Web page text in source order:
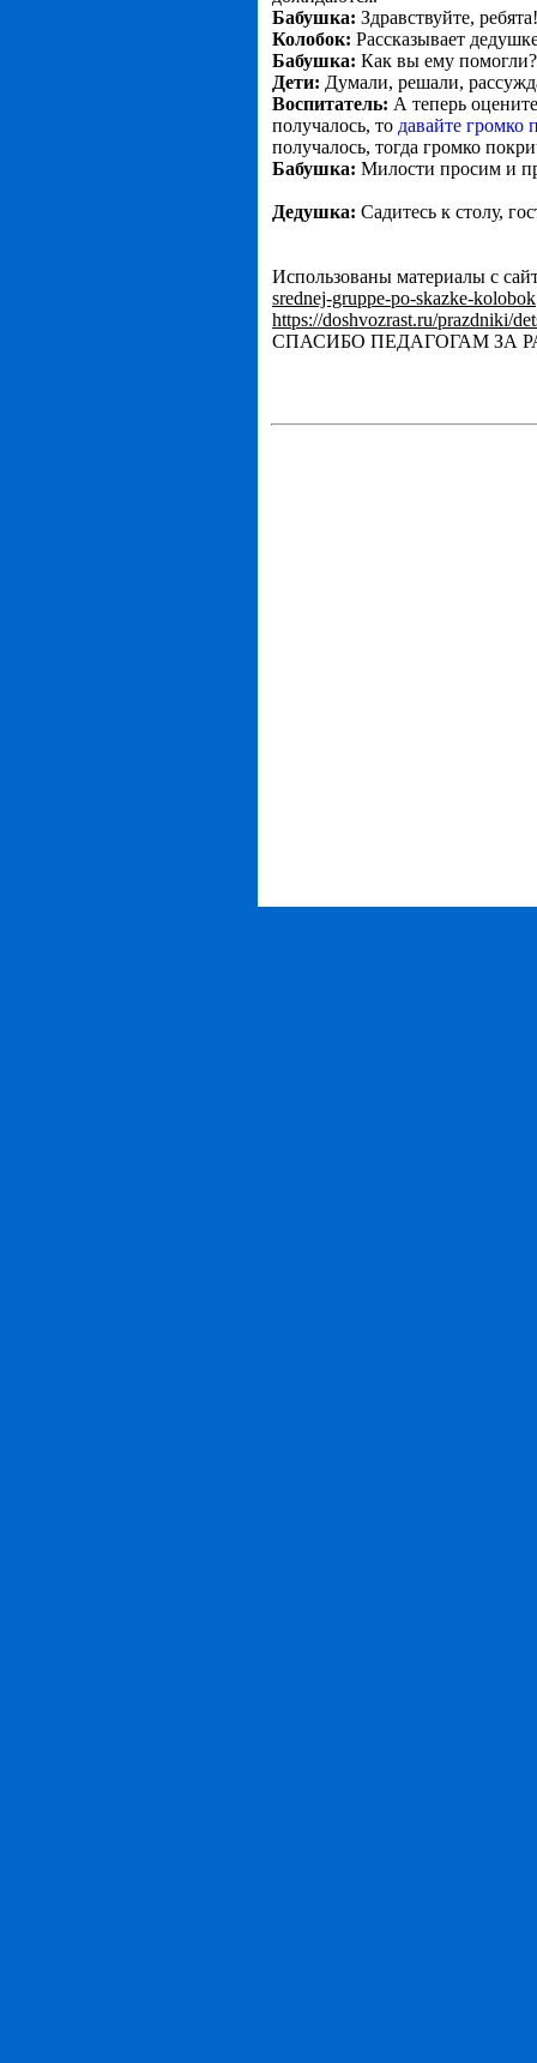
Бабушка: Здравствуйте,
Колобок: Рассказывает
Бабушка: Как вы ему помогли?
Дети: Думали, решали,
Воспитатель: А теперь
получалось, то давайте громко
получалось, тогда громко
Бабушка: Милости просим и
Дедушка: Садитесь к столу,
Использованы материалы с
srednej-gruppe-po-skazke-kolobok
https://doshvozrast.ru/prazdniki/
СПАСИБО ПЕДАГОГАМ ЗА